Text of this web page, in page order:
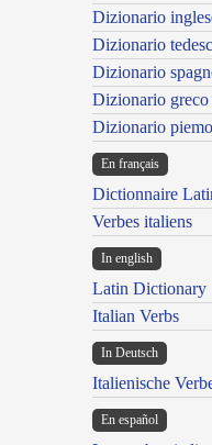
Dizionario
Dizionario
Dizionario
Dizionario greco
Dizionario
En français
Dictionnaire
Verbes italiens
In english
Latin Dictionary
Italian Verbs
In Deutsch
Italienische
En español